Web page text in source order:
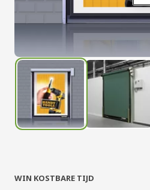
WIN KOSTBARE TIJD